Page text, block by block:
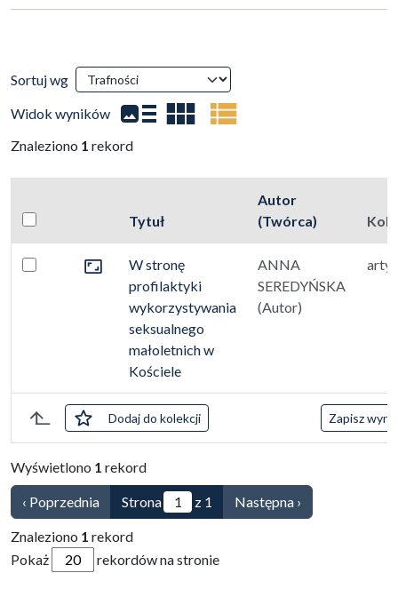
Wyniki wyszukiwania
Sortuj wg
(automatyczne przeładowanie treści)
Widok wyników
Znaleziono 1 rekord
Pole wyboru
Zaznacz wszystkie pozycje
Miniatura
Tytuł
Autor
(Twórca)
Zaznacz: W stronę profilaktyki wykorzystywania
Przejdź do zbioru
W stronę
profilaktyki
wykorzystywania
seksualnego
małoletnich w
Kościele
ANNA
SEREDYŃSKA
(Autor)
Dodajzaznaczone
do kolekcji Zapisz
Wyświetlono 1 rekord
‹ Poprzednia Strona z 1 Następna ›
Znaleziono 1 rekord
Pokaż
rekordów na stronie